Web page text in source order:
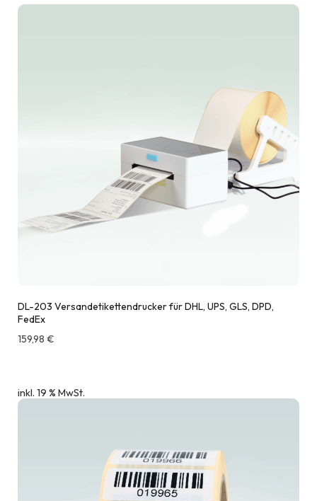
DL-203 Versandetikettendrucker für DHL, UPS, GLS, DPD,
FedEx
159,98 €
inkl. 19 % MwSt.